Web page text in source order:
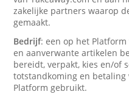
zakelijke partners waarop
gemaakt.
Bedrijf: een op het
en aanverwante artikelen
bereidt, verpakt, kies en/of
totstandkoming en betaling
Platform gebruikt.